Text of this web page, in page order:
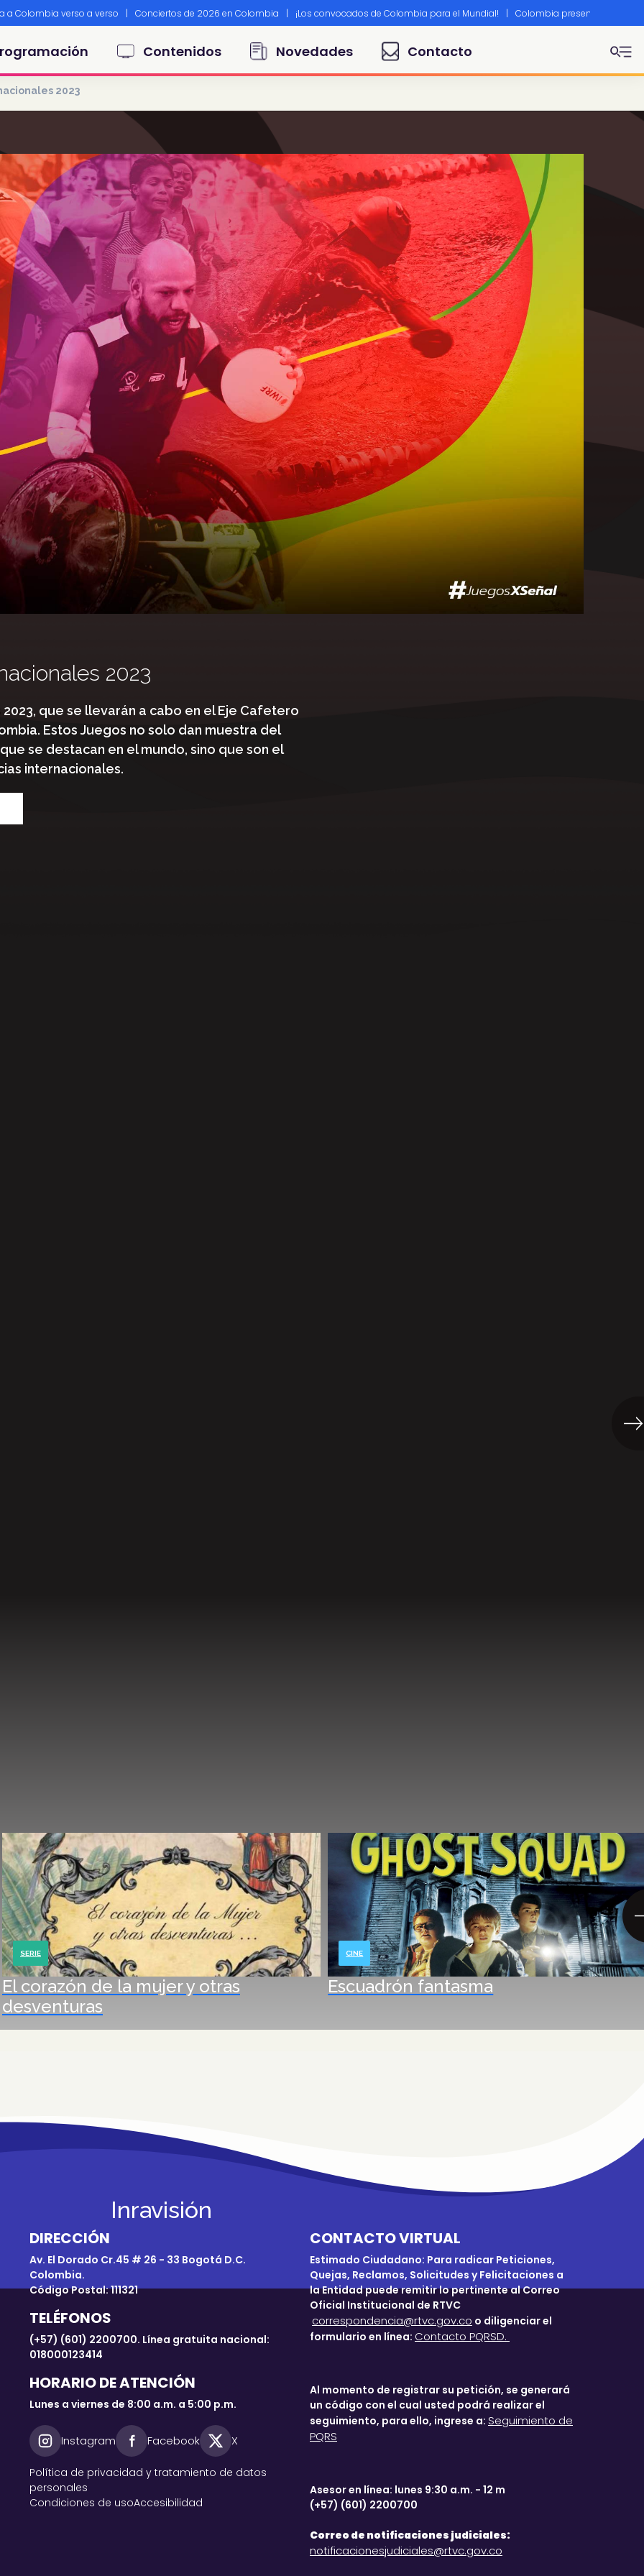
a Colombia verso a verso | Conciertos de 2026 en Colombia | ¡Los convocados de Colombia para el Mundial! | Colombia presente en
Contenidos Novedades Contacto
2023
2023
que se llevarán a cabo en el Eje Cafetero
Estos Juegos no solo dan muestra del
se destacan en el mundo, sino que son el
internacionales.
El corazón de la mujer y otras
desventuras
SERIE
Escuadrón fantasma
CINE
Inravisión
DIRECCIÓN
Av. El Dorado Cr.45 # 26 - 33 Bogotá D.C.
Colombia.
Código Postal: 111321
TELÉFONOS
(+57) (601) 2200700. Línea gratuita nacional:
018000123414
HORARIO DE ATENCIÓN
Lunes a viernes de 8:00 a.m. a 5:00 p.m.
Instagram Facebook X
Política de privacidad y tratamiento de datos
personales
Condiciones de usoAccesibilidad
CONTACTO VIRTUAL
Estimado Ciudadano: Para radicar Peticiones,
Quejas, Reclamos, Solicitudes y Felicitaciones a
la Entidad puede remitir lo pertinente al Correo
Oficial Institucional de RTVC
correspondencia@rtvc.gov.co o diligenciar el
formulario en línea: Contacto PQRSD.
Al momento de registrar su petición, se generará
un código con el cual usted podrá realizar el
seguimiento, para ello, ingrese a: Seguimiento de
PQRS
Asesor en línea: lunes 9:30 a.m. - 12 m
(+57) (601) 2200700
Correo de notificaciones judiciales:
notificacionesjudiciales@rtvc.gov.co